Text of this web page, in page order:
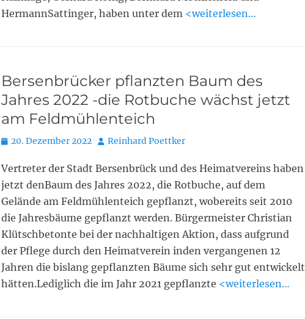
HermannSattinger, haben unter dem <weiterlesen…
Bersenbrücker pflanzten Baum des
Jahres 2022 -die Rotbuche wächst jetzt
am Feldmühlenteich
Posted
20. Dezember 2022 Autor
Reinhard Poettker
Vertreter der Stadt Bersenbrück und des Heimatvereins haben
jetzt denBaum des Jahres 2022, die Rotbuche, auf dem
Gelände am Feldmühlenteich gepflanzt, wobereits seit 2010
die Jahresbäume gepflanzt werden. Bürgermeister Christian
Klütschbetonte bei der nachhaltigen Aktion, dass aufgrund
der Pflege durch den Heimatverein inden vergangenen 12
Jahren die bislang gepflanzten Bäume sich sehr gut entwickelt
hätten.Lediglich die im Jahr 2021 gepflanzte <weiterlesen…